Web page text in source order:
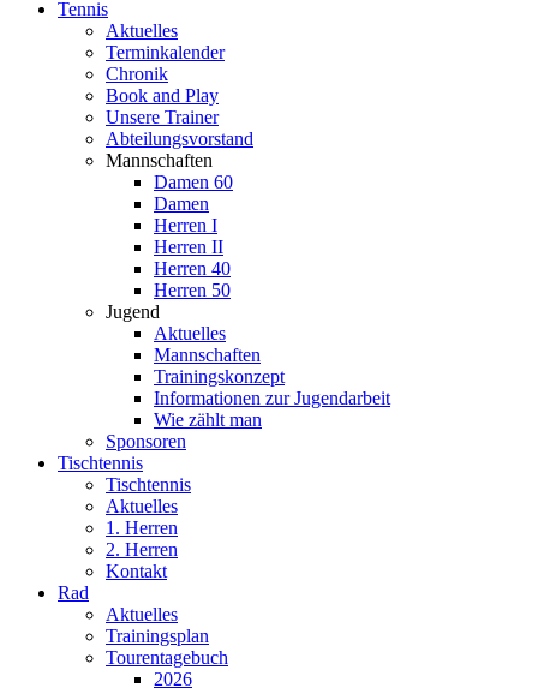
Tennis
Aktuelles
Terminkalender
Chronik
Book and Play
Unsere Trainer
Abteilungsvorstand
Mannschaften
Damen 60
Damen
Herren I
Herren II
Herren 40
Herren 50
Jugend
Aktuelles
Mannschaften
Trainingskonzept
Informationen zur Jugendarbeit
Wie zählt man
Sponsoren
Tischtennis
Tischtennis
Aktuelles
1. Herren
2. Herren
Kontakt
Rad
Aktuelles
Trainingsplan
Tourentagebuch
2026